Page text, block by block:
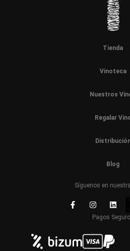
Tienda
Vinoteca
Nuestros
Regalar
Blog
Síguenos en
Pagos